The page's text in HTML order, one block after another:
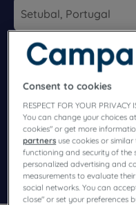
Voeg kortingscode
Consent to cookies
RESPECT FOR YOUR PRIVACY
You can change your choices
cookies" or get more
partners use cookies or
functioning and security of the
personalized advertising and
measurements to evaluate
social networks. You can
close" or set your preferences